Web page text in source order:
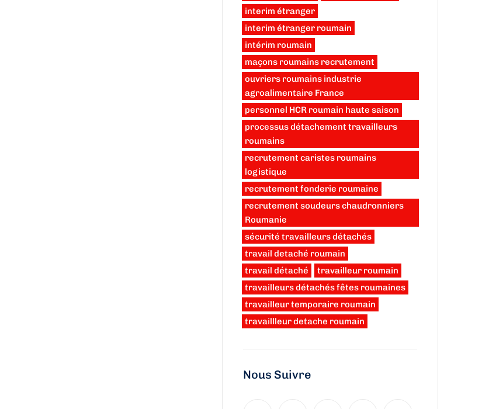
interim étranger
interim étranger roumain
intérim roumain
maçons roumains recrutement
ouvriers roumains industrie
agroalimentaire France
personnel HCR roumain haute saison
processus détachement travailleurs
roumains
recrutement caristes roumains
logistique
recrutement fonderie roumaine
recrutement soudeurs chaudronniers
Roumanie
sécurité travailleurs détachés
travail detaché roumain
travail détaché
travailleur roumain
travailleurs détachés fêtes roumaines
travailleur temporaire roumain
travaillleur detache roumain
Nous Suivre